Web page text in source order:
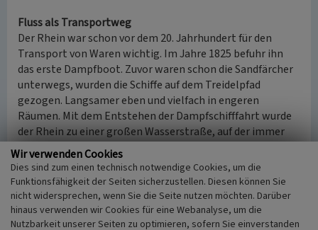
Fluss als Transportweg
Der Rhein war schon vor dem 20. Jahrhundert für den
Transport von Waren wichtig. Im Jahre 1825 befuhr ihn
das erste Dampfboot. Zuvor waren schon die Sandfärcher
unterwegs, wurden die Schiffe auf dem Treidelpfad
gezogen. Langsamer eben und vielfach in engeren
Räumen. Mit dem Entstehen der Dampfschifffahrt wurde
der Rhein zu einer großen Wasserstraße, auf der immer
mehr transportiert wurde. Auch in Nierstein landeten die
Schiffe an und nahmen Ladung auf. Die Veränderungen in
der Schifffahrt, die größeren Schiffe, die Schleppzüge und
später die immer größer werdenden Schubschiffe bis zu
den Containerschiffen von heute - all dies machte die
Hafenanlagen in Nierstein mit der Zeit nicht mehr
Wir verwenden Cookies
Dies sind zum einen technisch notwendige Cookies, um die
Funktionsfähigkeit der Seiten sicherzustellen. Diesen können Sie
nicht widersprechen, wenn Sie die Seite nutzen möchten. Darüber
hinaus verwenden wir Cookies für eine Webanalyse, um die
Nutzbarkeit unserer Seiten zu optimieren, sofern Sie einverstanden